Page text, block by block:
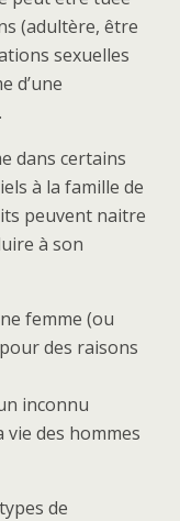
(adultère, être
sexuelles
d’une
dans certains
à la famille de
peuvent naitre
à son
femme (ou
des raisons
inconnu
des hommes
de